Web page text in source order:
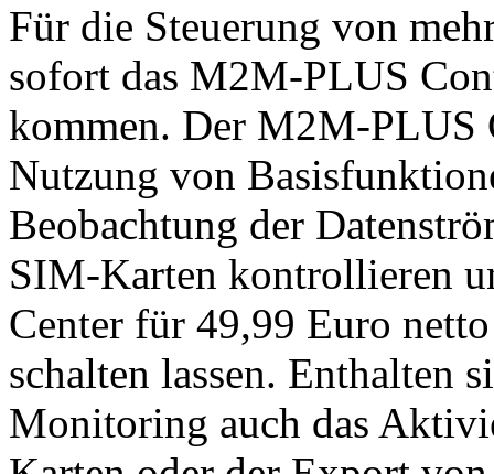
Für die Steuerung von
sofort das M2M-PLUS
kommen. Der M2M-
Nutzung von
Beobachtung der
SIM-Karten kontrollieren
Center für 49,99 Euro
schalten lassen. Enthalten
Monitoring auch das